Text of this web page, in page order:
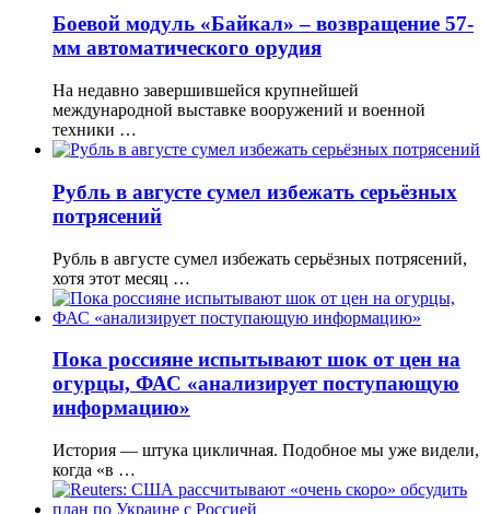
Боевой модуль «Байкал» – возвращение 57-
мм автоматического орудия
На недавно завершившейся крупнейшей
международной выставке вооружений и военной
техники …
Рубль в августе сумел избежать серьёзных
потрясений
Рубль в августе сумел избежать серьёзных потрясений,
хотя этот месяц …
Пока россияне испытывают шок от цен на
огурцы, ФАС «анализирует поступающую
информацию»
История — штука цикличная. Подобное мы уже видели,
когда «в …